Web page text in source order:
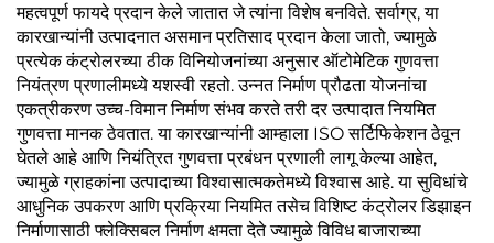
महत्वपूर्ण फायदे प्रदान केले जातात जे त्यांना विशेष बनविते. सर्वाग्र, या
कारखान्यांनी उत्पादनात असमान प्रतिसाद प्रदान केला जातो, ज्यामुळे
प्रत्येक कंट्रोलरच्या ठीक विनियोजनांच्या अनुसार ऑटोमेटिक गुणवत्ता
नियंत्रण प्रणालीमध्ये यशस्वी रहतो. उन्नत निर्माण प्रौढता योजनांचा
एकत्रीकरण उच्च-विमान निर्माण संभव करते तरी दर उत्पादात नियमित
गुणवत्ता मानक ठेवतात. या कारखान्यांनी आम्हाला ISO सर्टिफिकेशन ठेवून
घेतले आहे आणि नियंत्रित गुणवत्ता प्रबंधन प्रणाली लागू केल्या आहेत,
ज्यामुळे ग्राहकांना उत्पादाच्या विश्वासात्मकतेमध्ये विश्वास आहे. या सुविधांचे
आधुनिक उपकरण आणि प्रक्रिया नियमित तसेच विशिष्ट कंट्रोलर डिझाइन
निर्माणासाठी फ्लेक्सिबल निर्माण क्षमता देते ज्यामुळे विविध बाजाराच्या